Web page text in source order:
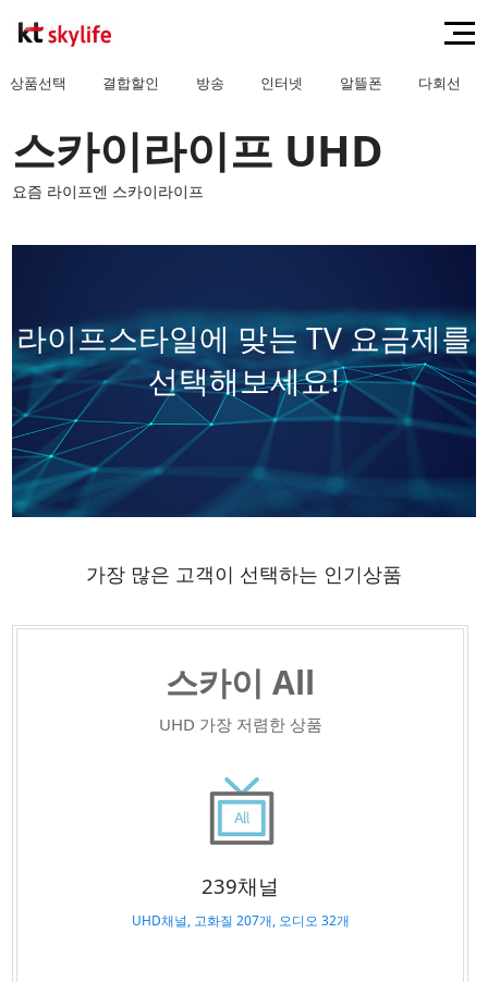
상품선택 결합할인 방송 인터넷 알뜰폰 다회선
스카이라이프 UHD
요즘 라이프엔 스카이라이프
라이프스타일에 맞는TV 요금제를
선택해보세요!
가장 많은 고객이 선택하는 인기상품
스카이 All
UHD 가장 저렴한 상품
239채널
UHD채널, 고화질 207개, 오디오 32개